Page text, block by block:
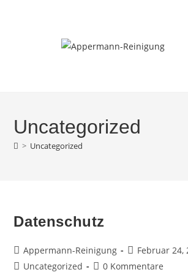
Uncategorized
> Uncategorized
Datenschutz
Beitrags-
Autor:
Appermann-Reinigung
Beitrag
veröffentlicht:
Februar 24,
Beitrags-
Uncategorized
Beitrags-
0 Kommentare